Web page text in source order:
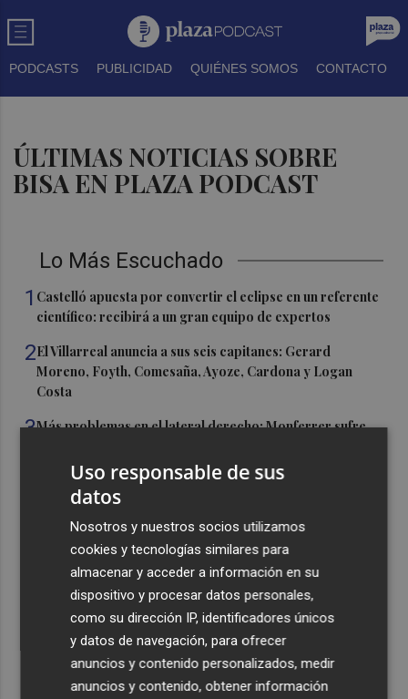
PODCASTS PUBLICIDAD QUIÉNES SOMOS CONTACTO
ÚLTIMAS NOTICIAS SOBRE
BISA EN PLAZA PODCAST
Lo Más Escuchado
1 Castelló apuesta por convertir el eclipse en un referente
científico: recibirá a un gran equipo de expertos
2El Villarreal anuncia a sus seis capitanes: Gerard
Moreno, Foyth, Comesaña, Ayoze, Cardona y Logan
Costa
3Más problemas en el lateral derecho: Monferrer sufre
San Javier da viabilidad al nuevo contrato del transporte
urbano y a un hotel de cuatro estrellas en La Manga con
324 habitaciones
Estos son los estrenos que abren la cartelera en agosto:
de la comedia 'El último mono' a una nueva entrega de
'La Patrulla Canina'
Uso responsable de sus
datos
Nosotros y nuestros socios utilizamos
cookies y tecnologías similares para
almacenar y acceder a información en su
dispositivo y procesar datos personales,
como su dirección IP, identificadores únicos
y datos de navegación, para ofrecer
anuncios y contenido personalizados, medir
anuncios y contenido, obtener información